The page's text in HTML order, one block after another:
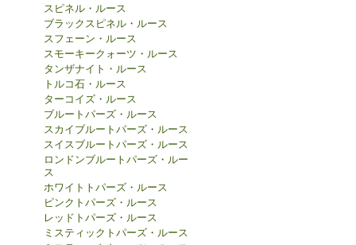
スピネル・ルース
ブラックスピネル・ルース
スフェーン・ルース
スモーキークォーツ・ルース
タンザナイト・ルース
トルコ石・ルース
ターコイズ・ルース
ブルートパーズ・ルース
スカイブルートパーズ・ルース
スイスブルートパーズ・ルース
ロンドンブルートパーズ・ルー
ス
ホワイトトパーズ・ルース
ピンクトパーズ・ルース
レッドトパーズ・ルース
ミスティックトパーズ・ルース